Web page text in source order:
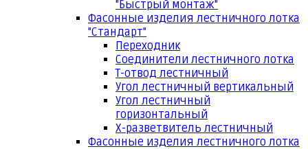
"Быстрый монтаж"
Фасонные изделия лестничного лотка
"Стандарт"
Переходник
Соединители лестничного лотка
Т-отвод лестничный
Угол лестничный вертикальный
Угол лестничный
горизонтальный
Х-разветвитель лестничный
Фасонные изделия лестничного лотка